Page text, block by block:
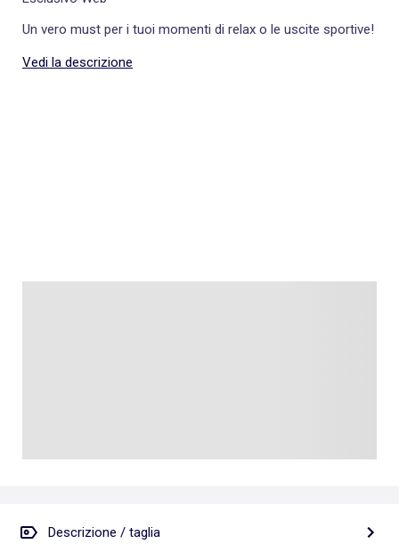
Un vero must per i tuoi momenti di relax o le uscite sportive!
Vedi la descrizione
Descrizione / taglia